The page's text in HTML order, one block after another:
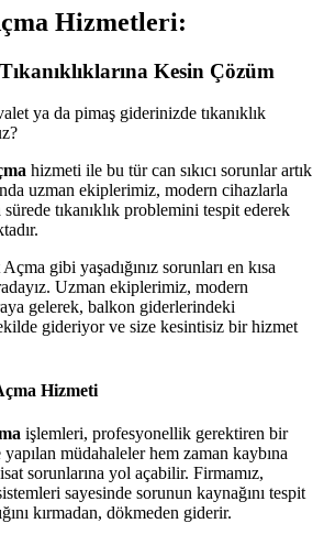
Hizmetleri:
Kesin Çözüm
ya da pimaş giderinizde tıkanıklık
hizmeti ile bu tür can sıkıcı sorunlar artık
uzman ekiplerimiz, modern cihazlarla
sürede tıkanıklık problemini tespit ederek
gibi yaşadığınız sorunları en kısa
Uzman ekiplerimiz, modern
gelerek, balkon giderlerindeki
gideriyor ve size kesintisiz bir hizmet
Hizmeti
işlemleri, profesyonellik gerektiren bir
müdahaleler hem zaman kaybına
sorunlarına yol açabilir. Firmamız,
sayesinde sorunun kaynağını tespit
kırmadan, dökmeden giderir.